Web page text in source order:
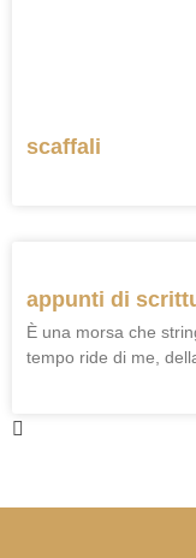
scaffali
appunti di
È una morsa che
tempo ride di me,